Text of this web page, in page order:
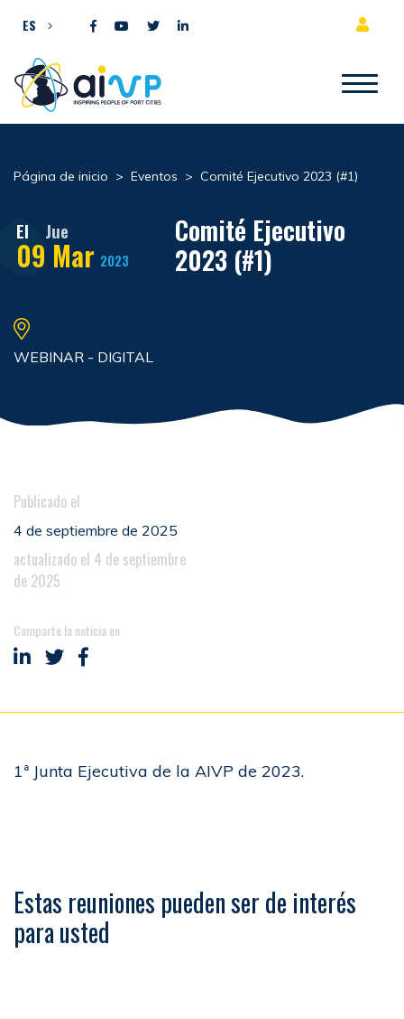
ES
Página de inicio > Eventos > Comité Ejecutivo 2023 (#1)
El Jue
09 Mar 2023
Comité Ejecutivo
2023 (#1)
WEBINAR - DIGITAL
Publicado el
4 de septiembre de 2025
actualizado el 4 de septiembre
de 2025
Comparte la noticia en
Compartir en LinkedIn
Compartir en Twitter
Compartir en Facebook
1ª Junta Ejecutiva de la AIVP de 2023.
Estas reuniones pueden ser de interés
para usted